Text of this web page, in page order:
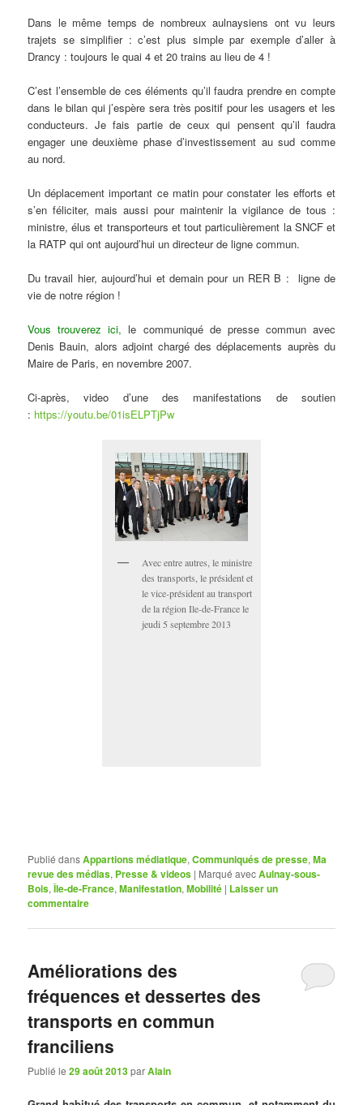
Dans le même temps de nombreux aulnaysiens ont vu leurs
trajets se simplifier : c’est plus simple par exemple d’aller à
Drancy : toujours le quai 4 et 20 trains au lieu de 4 !
C’est l’ensemble de ces éléments qu’il faudra prendre en compte
dans le bilan qui j’espère sera très positif pour les usagers et les
conducteurs. Je fais partie de ceux qui pensent qu’il faudra
engager une deuxième phase d’investissement au sud comme
au nord.
Un déplacement important ce matin pour constater les efforts et
s’en féliciter, mais aussi pour maintenir la vigilance de tous :
ministre, élus et transporteurs et tout particulièrement la SNCF et
la RATP qui ont aujourd’hui un directeur de ligne commun.
Du travail hier, aujourd’hui et demain pour un RER B : ligne de
vie de notre région !
Vous trouverez ici, le communiqué de presse commun avec
Denis Bauin, alors adjoint chargé des déplacements auprès du
Maire de Paris, en novembre 2007.
Ci-après, video d’une des manifestations de soutien
: https://youtu.be/01isELPTjPw
Avec entre autres, le ministre
des transports, le président et
le vice-président au transport
de la région Ile-de-France le
jeudi 5 septembre 2013
Publié dansAppartions médiatique,Communiqués de presse,Ma
revue des médias, Presse & videos | Marqué avecAulnay-sous-
Bois,Île-de-France,Manifestation,Mobilité | Laisser un
commentaire
Améliorations des
fréquences et dessertes des
transports en commun
franciliens
Publié le29 août 2013parAlain